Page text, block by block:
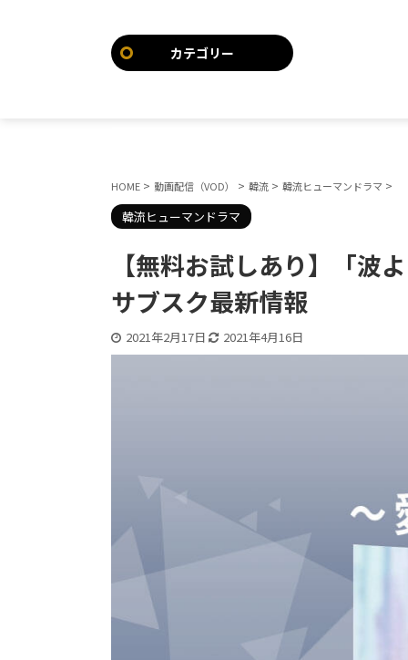
カテゴリー
HOME > 動画配信（VOD） > 韓流 > 韓流ヒューマンドラマ >
韓流ヒューマンドラマ
【無料お試しあり】「波
サブスク最新情報
2021年2月17日 2021年4月16日